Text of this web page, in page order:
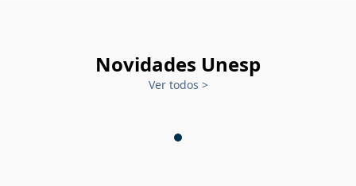
Novidades Unesp
Ver todos >